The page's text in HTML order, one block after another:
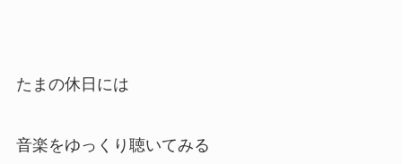
たまの休日には
音楽をゆっくり聴いてみる